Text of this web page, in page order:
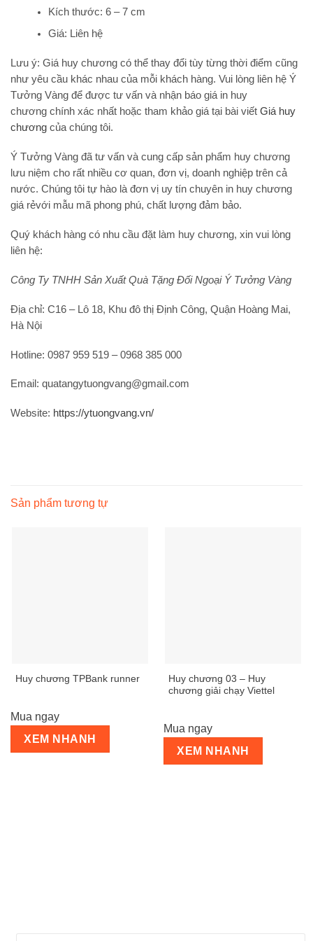
Kích thước: 6 – 7 cm
Giá: Liên hệ
Lưu ý: Giá huy chương có thể thay đổi tùy từng thời điểm cũng
như yêu cầu khác nhau của mỗi khách hàng. Vui lòng liên hệ Ý
Tưởng Vàng để được tư vấn và nhận báo giá in huy
chương chính xác nhất hoặc tham khảo giá tại bài viết Giá huy
chương của chúng tôi.
Ý Tưởng Vàng đã tư vấn và cung cấp sản phẩm huy chương
lưu niệm cho rất nhiều cơ quan, đơn vị, doanh nghiệp trên cả
nước. Chúng tôi tự hào là đơn vị uy tín chuyên in huy chương
giá rẻvới mẫu mã phong phú, chất lượng đảm bảo.
Quý khách hàng có nhu cầu đặt làm huy chương, xin vui lòng
liên hệ:
Công Ty TNHH Sản Xuất Quà Tặng Đối Ngoại Ý Tưởng Vàng
Địa chỉ: C16 – Lô 18, Khu đô thị Định Công, Quận Hoàng Mai,
Hà Nội
Hotline: 0987 959 519 – 0968 385 000
Email: quatangytuongvang@gmail.com
Website: https://ytuongvang.vn/
Sản phẩm tương tự
Huy chương TPBank runner
Mua ngay
XEM NHANH
Huy chương 03 – Huy
chương giải chạy Viettel
Mua ngay
XEM NHANH